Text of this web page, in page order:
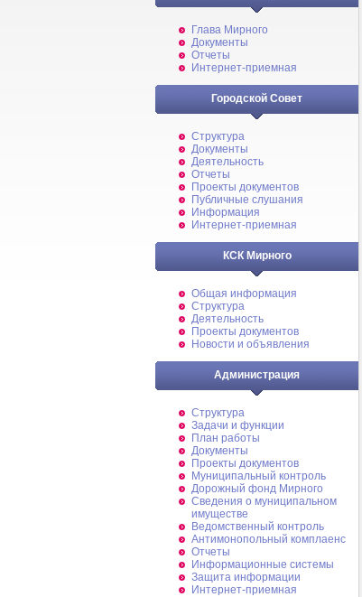
Глава Мирного
Документы
Отчеты
Интернет-приемная
Городской Совет
Структура
Документы
Деятельность
Отчеты
Проекты документов
Публичные слушания
Информация
Интернет-приемная
КСК Мирного
Общая информация
Структура
Деятельность
Проекты документов
Новости и объявления
Администрация
Структура
Задачи и функции
План работы
Документы
Проекты документов
Муниципальный контроль
Дорожный фонд Мирного
Cведения о муниципальном
имуществе
Ведомственный контроль
Антимонопольный комплаенс
Отчеты
Информационные системы
Защита информации
Интернет-приемная